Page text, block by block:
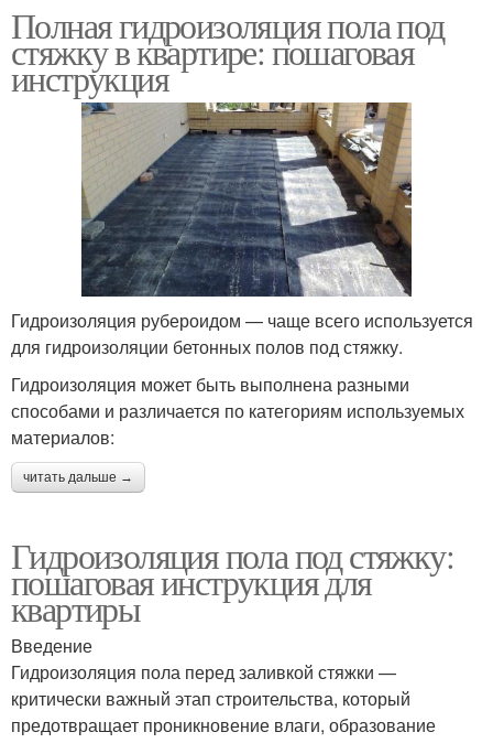
Полная гидроизоляция пола под
стяжку в квартире: пошаговая
инструкция
Гидроизоляция рубероидом — чаще всего используется
для гидроизоляции бетонных полов под стяжку.
Гидроизоляция может быть выполнена разными
способами и различается по категориям используемых
материалов:
читать дальше →
Гидроизоляция пола под стяжку:
пошаговая инструкция для
квартиры
Введение
Гидроизоляция пола перед заливкой стяжки —
критически важный этап строительства, который
предотвращает проникновение влаги, образование